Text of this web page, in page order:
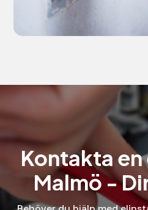
Kontakta
Malmö -